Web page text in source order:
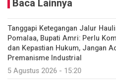
Baca Lainnya
Tanggapi Ketegangan Jalur
Pomalaa, Bupati Amri: Perlu
dan Kepastian Hukum, Jangan
Premanisme Industrial
5 Agustus 2026 - 15:20